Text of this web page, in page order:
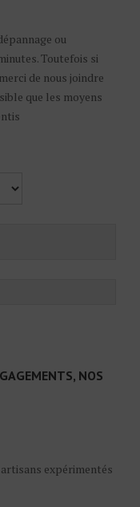
ou
Toutefois si
de nous joindre
que les moyens
NOS
artisans expérimentés